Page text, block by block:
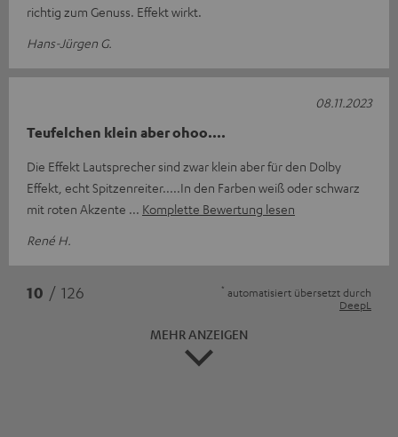
richtig zum Genuss. Effekt wirkt.
Hans-Jürgen G.
Teufelchen klein aber ohoo....
Die Effekt Lautsprecher sind zwar klein aber für den Dolby
Effekt, echt Spitzenreiter.....In den Farben weiß oder schwarz
mit roten Akzente
Komplette Bewertung lesen
René H.
08.11.2023
10 / 126 * automatisiert übersetzt durch
DeepL
MEHR ANZEIGEN